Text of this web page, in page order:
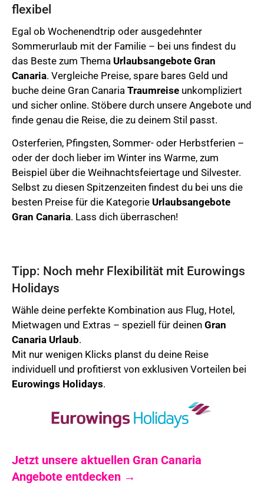
flexibel
Egal ob Wochenendtrip oder ausgedehnter
Sommerurlaub mit der Familie – bei uns findest du
das Beste zum Thema Urlaubsangebote Gran
Canaria. Vergleiche Preise, spare bares Geld und
buche deine Gran Canaria Traumreise unkompliziert
und sicher online. Stöbere durch unsere Angebote und
finde genau die Reise, die zu deinem Stil passt.
Osterferien, Pfingsten, Sommer- oder Herbstferien –
oder der doch lieber im Winter ins Warme, zum
Beispiel über die Weihnachtsfeiertage und Silvester.
Selbst zu diesen Spitzenzeiten findest du bei uns die
besten Preise für die Kategorie Urlaubsangebote
Gran Canaria. Lass dich überraschen!
Tipp: Noch mehr Flexibilität mit Eurowings
Holidays
Wähle deine perfekte Kombination aus Flug, Hotel,
Mietwagen und Extras – speziell für deinen Gran
Canaria Urlaub.
Mit nur wenigen Klicks planst du deine Reise
individuell und profitierst von exklusiven Vorteilen bei
Eurowings Holidays.
Jetzt unsere aktuellen Gran Canaria
Angebote entdecken →